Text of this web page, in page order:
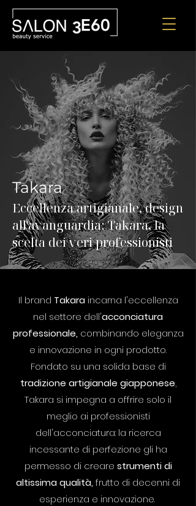
Takara
Eccellenza artigianale, design
all'avanguardia: Takara, la
scelta dei veri professionisti
Il brand Takara incarna l'eccellenza
nel settore dell'acconciatura
professionale, combinando eleganza
e innovazione in ogni prodotto.
Fondato su una solida base di
tradizione artigianale giapponese,
Takara si impegna a offrire solo il
meglio ai professionisti
dell'acconciatura: la ricerca
incessante di perfezione gli ha
permesso di creare strumenti di
altissima qualità, frutto di decenni di
esperienza e innovazione.